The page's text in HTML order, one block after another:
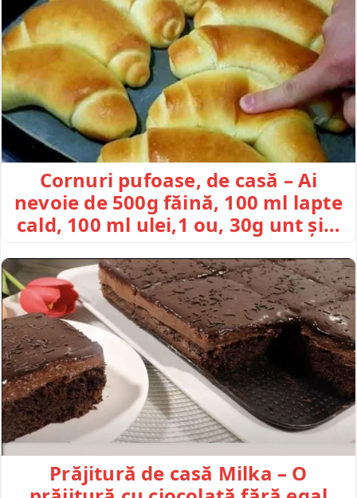
Cornuri pufoase, de casă – Ai
nevoie de 500g făină, 100 ml lapte
cald, 100 ml ulei,1 ou, 30g unt și…
Prăjitură de casă Milka – O